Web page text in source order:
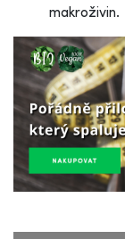
makroživin.